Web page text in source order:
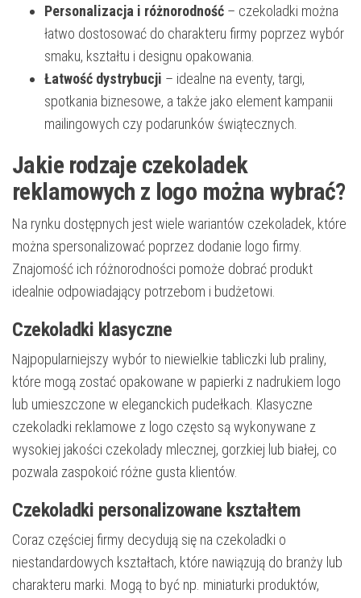
Personalizacja i różnorodność – czekoladki można
łatwo dostosować do charakteru firmy poprzez wybór
smaku, kształtu i designu opakowania.
Łatwość dystrybucji – idealne na eventy, targi,
spotkania biznesowe, a także jako element kampanii
mailingowych czy podarunków świątecznych.
Jakie rodzaje czekoladek
reklamowych z logo można wybrać?
Na rynku dostępnych jest wiele wariantów czekoladek, które
można spersonalizować poprzez dodanie logo firmy.
Znajomość ich różnorodności pomoże dobrać produkt
idealnie odpowiadający potrzebom i budżetowi.
Czekoladki klasyczne
Najpopularniejszy wybór to niewielkie tabliczki lub praliny,
które mogą zostać opakowane w papierki z nadrukiem logo
lub umieszczone w eleganckich pudełkach. Klasyczne
czekoladki reklamowe z logo często są wykonywane z
wysokiej jakości czekolady mlecznej, gorzkiej lub białej, co
pozwala zaspokoić różne gusta klientów.
Czekoladki personalizowane kształtem
Coraz częściej firmy decydują się na czekoladki o
niestandardowych kształtach, które nawiązują do branży lub
charakteru marki. Mogą to być np. miniaturki produktów,